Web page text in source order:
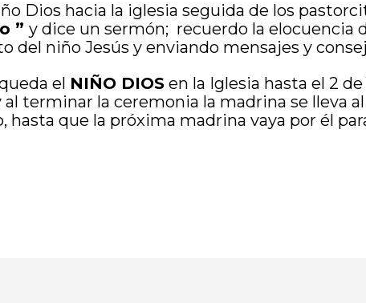
Dios hacia la iglesia seguida de los
” y dice un sermón; recuerdo la elocuencia
del niño Jesús y enviando mensajes y
el NIÑO DIOS en la Iglesia hasta el 2
terminar la ceremonia la madrina se lleva
que la próxima madrina vaya por él